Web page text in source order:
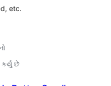
etc.
કર્યું છે